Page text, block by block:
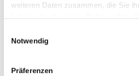
weiteren Daten zusammen, die Sie
Notwendig
Präferenzen
Schlosserei Sommer GmbH